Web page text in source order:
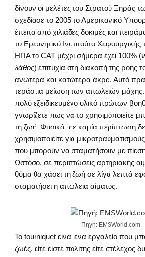
δίνουν οι μελέτες του Στρατού Ξηράς
σχεδίασε το 2005 το Αμερικανικό
έπειτα από χιλιάδες δοκιμές και
το Ερευνητικό Ινστιτούτο
ΗΠΑ το CAT μέχρι σήμερα έχει 100% (
λάθος) επιτυχία στη διακοπή της ροής
ανώτερα και κατώτερα άκρα. Αυτό
τεράστια μείωση των απωλειών μάχης.
πολύ εξειδικευμένο υλικό πρώτων
γνωρίζετε πως να το χρησιμοποιείτε
τη ζωή. Φυσικά, σε καμία περίπτωση
χρησιμοποιείτε για
που μπορούν να σταματήσουν με πίεση
Ωστόσο, σε περιπτώσεις αρτηριακής
θύμα θα χάσει τη ζωή σε λίγα λεπτά
σταματήσει η απώλεια αίματος.
Πηγή: EMSWorld.com
Το tourniquet είναι ένα εργαλείο που
ζωές, είτε είστε πολίτης είτε στέλεχος